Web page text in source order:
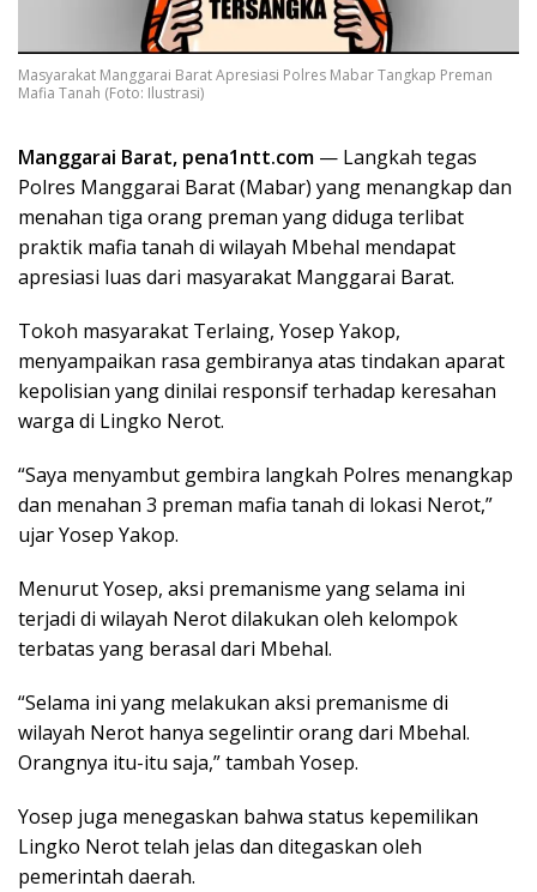
Masyarakat Manggarai Barat Apresiasi Polres Mabar Tangkap Preman
Mafia Tanah (Foto: Ilustrasi)
Manggarai Barat, pena1ntt.com — Langkah tegas
Polres Manggarai Barat (Mabar) yang menangkap dan
menahan tiga orang preman yang diduga terlibat
praktik mafia tanah di wilayah Mbehal mendapat
apresiasi luas dari masyarakat Manggarai Barat.
Tokoh masyarakat Terlaing, Yosep Yakop,
menyampaikan rasa gembiranya atas tindakan aparat
kepolisian yang dinilai responsif terhadap keresahan
warga di Lingko Nerot.
“Saya menyambut gembira langkah Polres menangkap
dan menahan 3 preman mafia tanah di lokasi Nerot,”
ujar Yosep Yakop.
Menurut Yosep, aksi premanisme yang selama ini
terjadi di wilayah Nerot dilakukan oleh kelompok
terbatas yang berasal dari Mbehal.
“Selama ini yang melakukan aksi premanisme di
wilayah Nerot hanya segelintir orang dari Mbehal.
Orangnya itu-itu saja,” tambah Yosep.
Yosep juga menegaskan bahwa status kepemilikan
Lingko Nerot telah jelas dan ditegaskan oleh
pemerintah daerah.